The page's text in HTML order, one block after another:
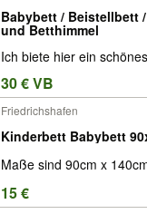
Babybett / Beistellbett
und Betthimmel
Ich biete hier ein
30 € VB
Friedrichshafen
Kinderbett Babybett
Maße sind 90cm x
15 €